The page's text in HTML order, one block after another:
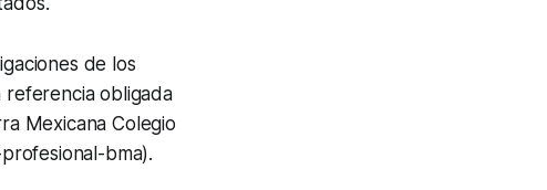
de los
obligada
Mexicana Colegio
bma).